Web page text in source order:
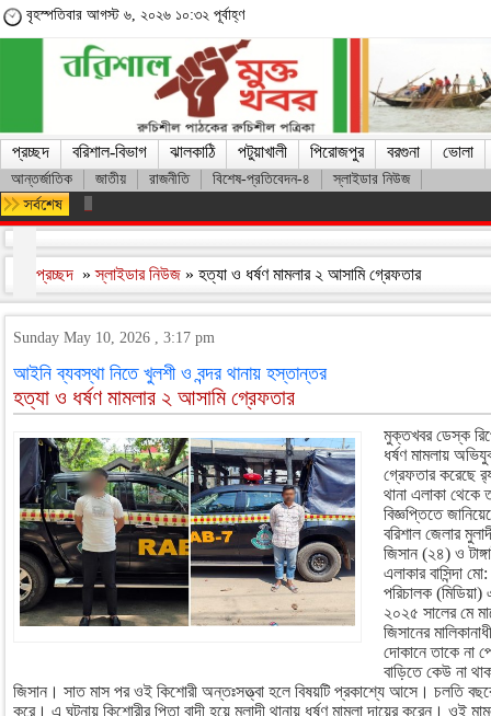
বৃহস্পতিবার আগস্ট ৬, ২০২৬ ১০:৩২ পূর্বাহ্ণ
প্রচ্ছদ বরিশাল-বিভাগ ঝালকাঠি পটুয়াখালী পিরোজপুর বরগুনা ভোলা
আন্তর্জাতিক জাতীয় রাজনীতি বিশেষ-প্রতিবেদন-৪ স্লাইডার নিউজ
অসংখ্য শহিদের রক্তের বিনিময়ে ফ্যাসিস্ট সরকারকে হটানো সম্ভব হয়েছে :
প্রচ্ছদ »স্লাইডার নিউজ » হত্যা ও ধর্ষণ মামলার ২ আসামি গ্রেফতার
Sunday May 10, 2026 , 3:17 pm
আইনি ব্যবস্থা নিতে খুলশী ও বন্দর থানায় হস্তান্তর
হত্যা ও ধর্ষণ মামলার ২ আসামি গ্রেফতার
মুক্তখবর ডেস্ক
ধর্ষণ মামলায়
গ্রেফতার করেছে
থানা এলাকা থেকে
বিজ্ঞপ্তিতে
বরিশাল জেলার
জিসান (২৪) ও
এলাকার বাসিন্দা
পরিচালক
২০২৫ সালের মে
জিসানের
দোকানে তাকে না
বাড়িতে কেউ না
জিসান। সাত মাস পর ওই কিশোরী অন্তঃসত্ত্বা হলে বিষয়টি প্রকাশ্যে আসে। চলতি
করে। এ ঘটনায় কিশোরীর পিতা বাদী হয়ে মুলাদী থানায় ধর্ষণ মামলা দায়ের করেন। ওই